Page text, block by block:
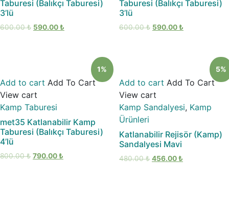
Taburesi (Balıkçı Taburesi)
3’lü
600.00₺ 590.00₺
Taburesi (Balıkçı Taburesi)
3’lü
600.00₺ 590.00₺
1%
Add to cart Add To Cart
View cart
Kamp Taburesi
met35 Katlanabilir Kamp
Taburesi (Balıkçı Taburesi)
4’lü
800.00₺ 790.00₺
5%
Add to cart Add To Cart
View cart
Kamp Sandalyesi, Kamp
Ürünleri
Katlanabilir Rejisör (Kamp)
Sandalyesi Mavi
480.00₺ 456.00₺